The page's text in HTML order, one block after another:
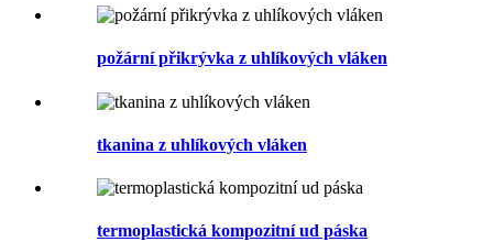
požární přikrývka z uhlíkových vláken
tkanina z uhlíkových vláken
termoplastická kompozitní ud páska